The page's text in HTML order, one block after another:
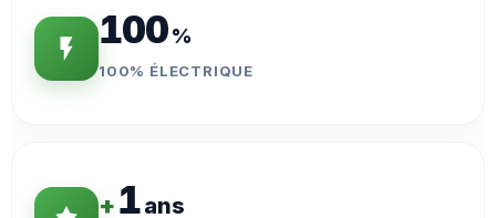
100%
100% ÉLECTRIQUE
+1ans